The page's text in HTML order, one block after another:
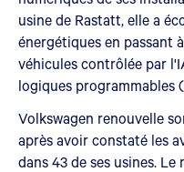
usine de Rastatt, elle a
énergétiques en passant
véhicules contrôlée par
logiques programmables
Volkswagen renouvelle
après avoir constaté les
dans 43 de ses usines.